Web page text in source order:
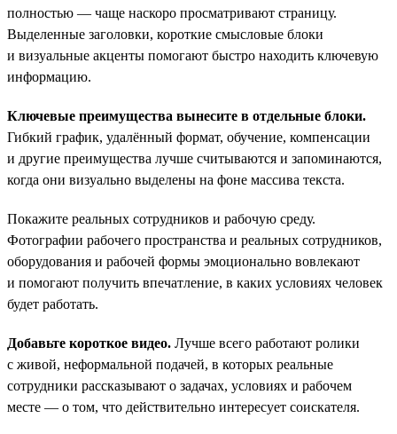
полностью — чаще наскоро просматривают страницу.
Выделенные заголовки, короткие смысловые блоки
и визуальные акценты помогают быстро находить ключевую
информацию.
Ключевые преимущества вынесите в отдельные блоки.
Гибкий график, удалённый формат, обучение, компенсации
и другие преимущества лучше считываются и запоминаются,
когда они визуально выделены на фоне массива текста.
Покажите реальных сотрудников и рабочую среду.
Фотографии рабочего пространства и реальных сотрудников,
оборудования и рабочей формы эмоционально вовлекают
и помогают получить впечатление, в каких условиях человек
будет работать.
Добавьте короткое видео. Лучше всего работают ролики
с живой, неформальной подачей, в которых реальные
сотрудники рассказывают о задачах, условиях и рабочем
месте — о том, что действительно интересует соискателя.